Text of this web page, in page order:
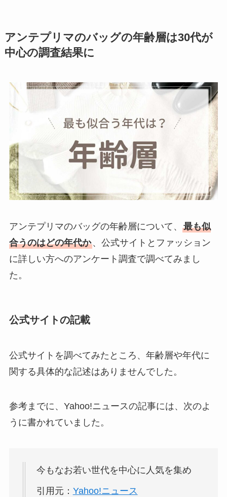
リュミエに似てるブ
カンドラインはあ
エシカに似てるブラ
インはある？
セルフォードに似て
いる類似ブランド5
はある？
ヴァンクリーフに似
てるブランドはアン
選！姉妹ブランドや
似たサンダルは？
似たブランド5選！50
ブランド4選！店舗は
日本の大阪にある？
アンテプリマのバッグの年齢層は30代が
中心の調査結果に
アンテプリマのバッグの年齢層について、 最も似
合うのはどの年代か、公式サイトとファッション
に詳しい方へのアンケート調査で調べてみまし
た。
公式サイトの記載
公式サイトを調べてみたところ、年齢層や年代に
関する具体的な記述はありませんでした。
参考までに、Yahoo!ニュースの記事には、次のよ
うに書かれていました。
今もなお若い世代を中心に人気を集め
引用元： Yahoo!ニュース